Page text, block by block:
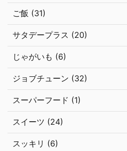
ご飯 (31)
サタデープラス (20)
じゃがいも (6)
ジョブチューン (32)
スーパーフード (1)
スイーツ (24)
スッキリ (6)